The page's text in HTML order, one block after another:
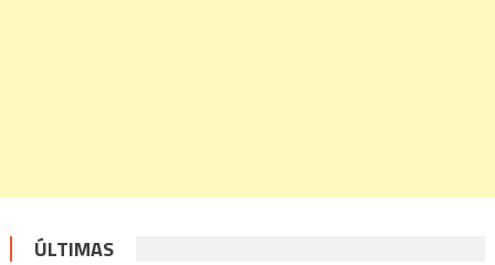
ÚLTIMAS